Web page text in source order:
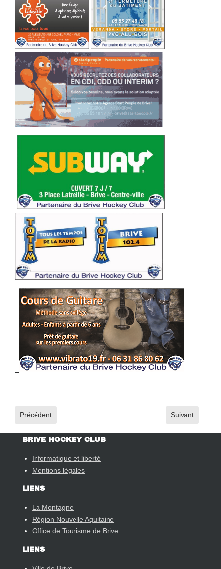
Article précédent : JPO Féminines - samedi 30 novembre de
Précédent Article suivant :
Suivant
BRIVE HOCKEY CLUB
Informatique et liberté
Mentions légales
LIENS
La Montagne
Région Nouvelle Aquitaine
Office de Tourisme de Brive
LIENS